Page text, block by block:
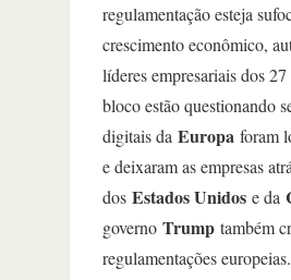
regulamentação esteja
crescimento econômico,
líderes empresariais dos
bloco estão questionando
digitais da Europa foram
e deixaram as empresas
dos Estados Unidos e da
governo Trump também
regulamentações europeias.